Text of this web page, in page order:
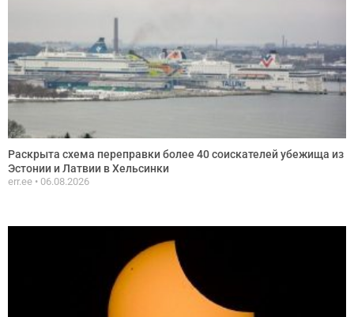
Раскрыта схема переправки более 40 соискателей убежища из
Эстонии и Латвии в Хельсинки
err.ee 06.08.2026